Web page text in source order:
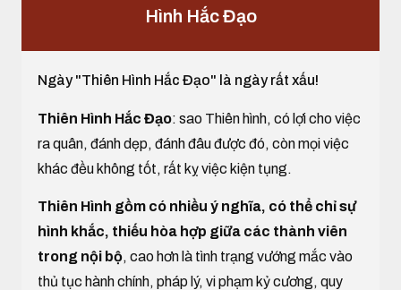
Hình Hắc Đạo
Ngày "Thiên Hình Hắc Đạo" là ngày rất xấu!
Thiên Hình Hắc Đạo: sao Thiên hình, có lợi cho việc
ra quân, đánh dẹp, đánh đâu được đó, còn mọi việc
khác đều không tốt, rất kỵ việc kiện tụng.
Thiên Hình gồm có nhiều ý nghĩa, có thể chỉ sự
hình khắc, thiếu hòa hợp giữa các thành viên
trong nội bộ, cao hơn là tình trạng vướng mắc vào
thủ tục hành chính, pháp lý, vi phạm kỷ cương, quy